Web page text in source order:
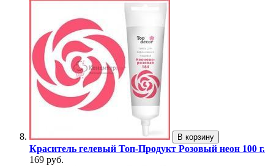
В корзину
Краситель гелевый Топ-Продукт Розовый неон 100 г.
169 руб.